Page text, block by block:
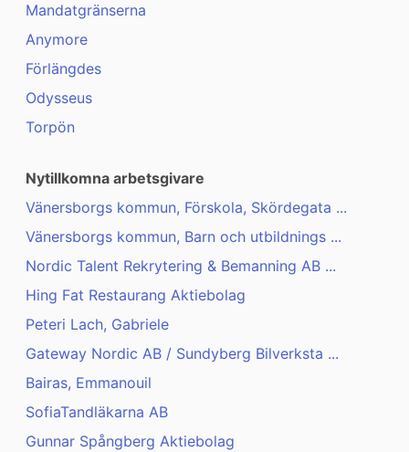
Mandatgränserna
Anymore
Förlängdes
Odysseus
Torpön
Nytillkomna arbetsgivare
Vänersborgs kommun, Förskola, Skördegata ...
Vänersborgs kommun, Barn och utbildnings ...
Nordic Talent Rekrytering & Bemanning AB ...
Hing Fat Restaurang Aktiebolag
Peteri Lach, Gabriele
Gateway Nordic AB / Sundyberg Bilverksta ...
Bairas, Emmanouil
SofiaTandläkarna AB
Gunnar Spångberg Aktiebolag